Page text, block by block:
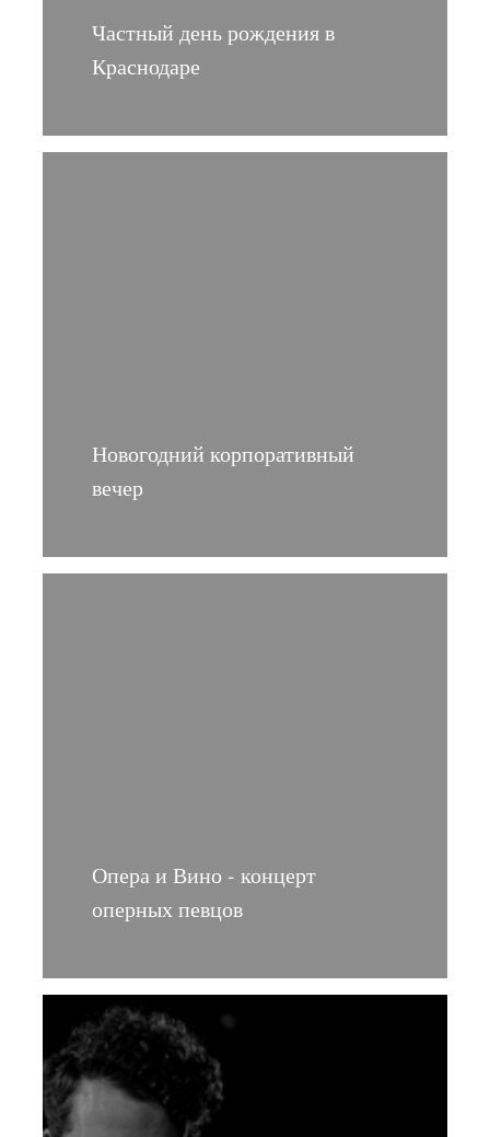
Частный день рождения в
Краснодаре
Новогодний корпоративный
вечер
Опера и Вино - концерт
оперных певцов